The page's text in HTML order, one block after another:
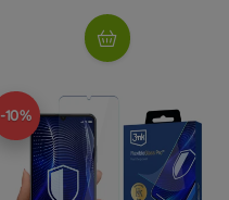
-10%